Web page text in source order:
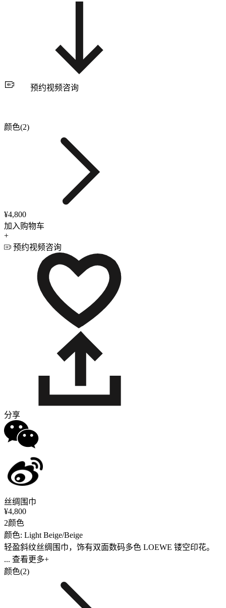
预约视频咨询
颜色(2)
¥4,800
加入购物车
+
预约视频咨询
分享
丝绸围巾
¥4,800
2颜色
颜色: Light Beige/Beige
轻盈斜纹丝绸围巾，饰有双面数码多色 LOEWE 镂空印花。
... 查看更多+
颜色(2)